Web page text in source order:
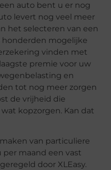
auto bent u er nog
levert nog veel meer
het selecteren van een
honderden mogelijke
vinden met
premie voor uw
en
tot nog meer zorgen
de vrijheid die
kopzorgen. Kan dat
van particuliere
per maand een vast
door XLEasy.